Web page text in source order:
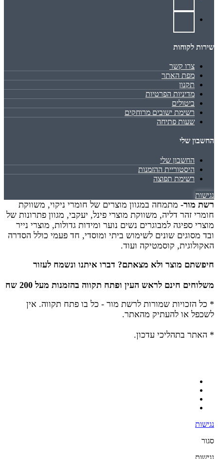
שירות לקוחות
צרו קשר
מפת האתר
תקנון
מדיניות הפרטיות
ביטולים
רשימת ישובים מרוחקים
שעות פתיחה
החשבון שלי
החשבון שלי
היסטוריית ההזמנות
רשימת תפוצה
נגישות
רשת מור- מתמחה במגוון מוצרים של חומרי ניקוי, משווקת
חומרי זהר דליה, משווקת מוצרי פינל, יעקבי, מגוון פתרונות של
מוצרי ספיגה למבוגרים נשים נוער ומידות גדולות, מוצרי נייר
ובד מסוגים שונים לשימוש ביתי ומוסדי, חד פעמי כולל הסדרה
האקולוגית, קוסמטיקה ועוד.
חיפשתם מוצר ולא מצאתם? דברו איתנו ונשמח לעזור
משלוחים חינם לראש העין ופתח תקווה בהזמנות מעל 200 שח
* כל הזכויות שמורות לרשת מור - כל בו פתח תקווה. אין
לשכפל או להעתיק מהאתר.
* האתר בתהליכי עדכון.
נגישות
סגור
נגישות